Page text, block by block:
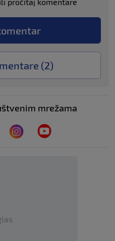
pročitaj komentare
(2)
mrežama